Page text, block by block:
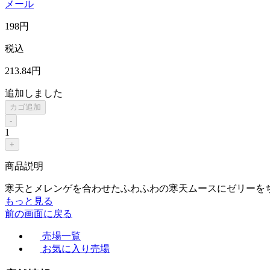
メール
198円
税込
213.84円
追加しました
カゴ追加
-
1
+
商品説明
寒天とメレンゲを合わせたふわふわの寒天ムースにゼリーを
もっと見る
前の画面に戻る
売場一覧
お気に入り売場